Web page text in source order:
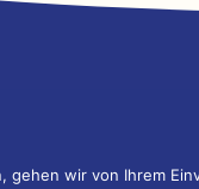
Programmierung:
gehen wir von Ihrem